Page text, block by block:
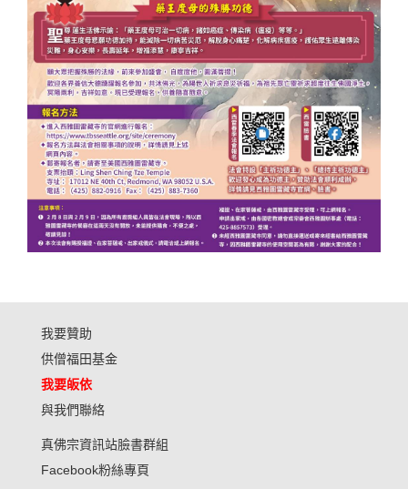
我要贊助
供僧福田基金
我要皈依
與我們聯絡
真佛宗資訊站臉書群組
Facebook粉絲專頁